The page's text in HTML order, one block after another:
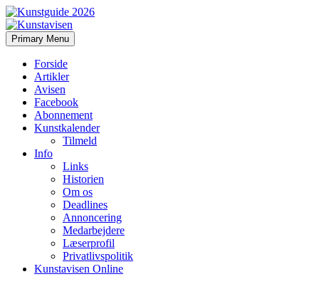
Kunstavisen
Search
Primary Menu Skip
to
Forside
Artikler
Avisen
Facebook
Abonnement
Kunstkalender
Tilmeld
Info
Links
Historien
Om os
Deadlines
Annoncering
Medarbejdere
Læserprofil
Privatlivspolitik
Kunstavisen Online